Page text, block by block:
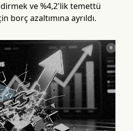
ve %4,2'lik temettü
borç azaltımına ayrıldı.